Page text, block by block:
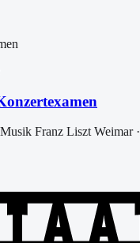
Franz Liszt Weimar·